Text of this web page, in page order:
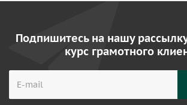
Подпишитесь на нашу
курс грамотного